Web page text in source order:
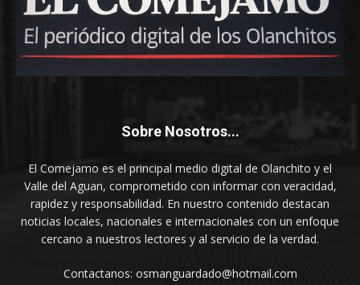
Sobre Nosotros...
El Comejamo es el principal medio digital de Olanchito y el
Valle del Aguan, comprometido con informar con veracidad,
rapidez y responsabilidad. En nuestro contenido destacan
noticias locales, nacionales e internacionales con un enfoque
cercano a nuestros lectores y al servicio de la verdad.
Contactanos: osmanguardado@hotmail.com